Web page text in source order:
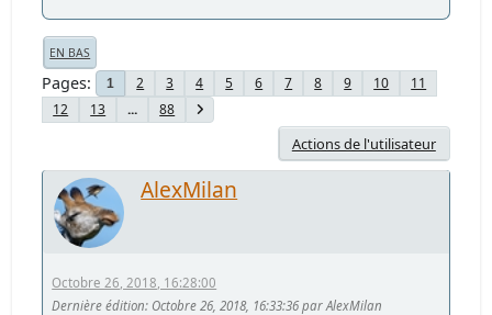
EN BAS
Pages 1 2 3 4 5 6 7 8 9 10
11
12
13 ... 88
Actions de l'utilisateur
AlexMilan
Octobre 26, 2018, 16:28:00
Dernière édition: Octobre 26, 2018, 16:33:36 par AlexMilan